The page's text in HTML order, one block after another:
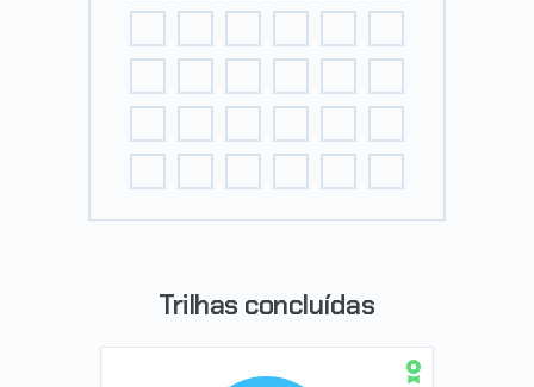
Trilhas concluídas